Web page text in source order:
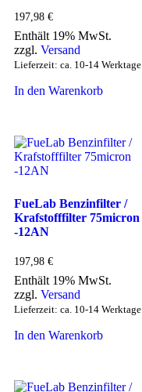
197,98 €
Enthält 19% MwSt.
zzgl. Versand
Lieferzeit: ca. 10-14 Werktage
In den Warenkorb
FueLab Benzinfilter /
Krafstofffilter 75micron
-12AN
197,98 €
Enthält 19% MwSt.
zzgl. Versand
Lieferzeit: ca. 10-14 Werktage
In den Warenkorb